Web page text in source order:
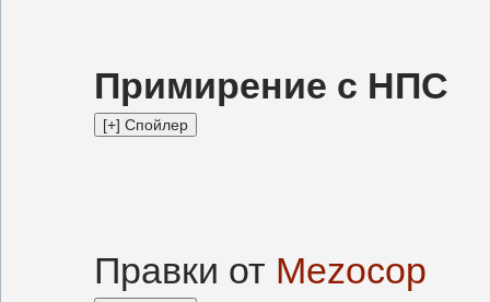
Примирение с НПС
Правки от Mezocop